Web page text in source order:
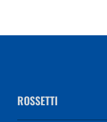
ROSSETTI